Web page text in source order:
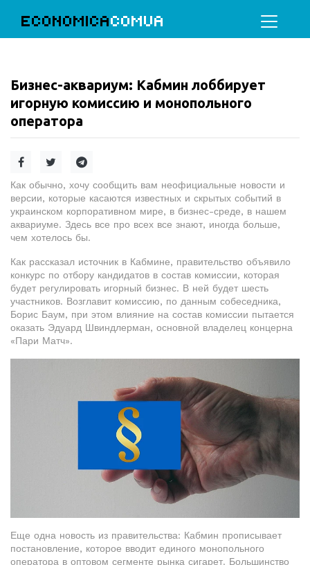
ECONOMICACOMUA
Бизнес-аквариум: Кабмин лоббирует
игорную комиссию и монопольного
оператора
Как обычно, хочу сообщить вам неофициальные новости и
версии, которые касаются известных и скрытых событий в
украинском корпоративном мире, в бизнес-среде, в нашем
аквариуме. Здесь все про всех все знают, иногда больше,
чем хотелось бы.
Как рассказал источник в Кабмине, правительство объявило
конкурс по отбору кандидатов в состав комиссии, которая
будет регулировать игорный бизнес. В ней будет шесть
участников. Возглавит комиссию, по данным собеседника,
Борис Баум, при этом влияние на состав комиссии пытается
оказать Эдуард Швиндлерман, основной владелец концерна
«Пари Матч».
Еще одна новость из правительства: Кабмин прописывает
постановление, которое вводит единого монопольного
оператора в оптовом сегменте рынка сигарет. Большинство